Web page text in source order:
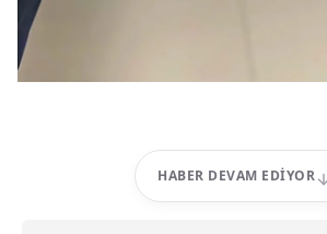
HABER DEVAM EDIYOR